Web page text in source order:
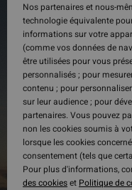
Nos partenaires et nous-
technologie équivalente
informations sur votre
(comme vos données de
être utilisées pour vous
personnalisés ; pour
contenu ; pour
sur leur audience ; pour
partenaires. Vous pouvez
non les cookies soumis à
lorsque les cookies
consentement (tels que
Pour plus d'informations,
des cookieset Politique de